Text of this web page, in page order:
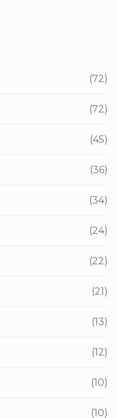
(72)
(72)
(45)
(36)
(34)
(24)
(22)
(21)
(13)
(12)
(10)
(10)